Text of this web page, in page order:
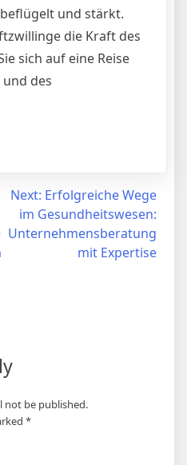
und stärkt.
die Kraft des
sich auf eine Reise
des
Next: Erfolgreiche Wege
im Gesundheitswesen:
Unternehmensberatung
mit Expertise
not be published.
*